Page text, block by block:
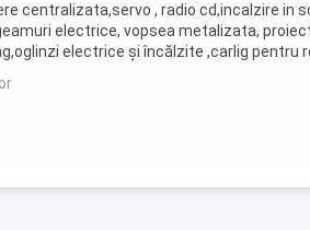
centralizata,servo , radio cd,incalzire in
electrice, vopsea metalizata,
electrice și încălzite ,carlig pentru
scaun, pilot ...